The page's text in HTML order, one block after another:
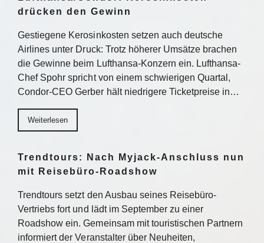
drücken den Gewinn
Gestiegene Kerosinkosten setzen auch deutsche
Airlines unter Druck: Trotz höherer Umsätze brachen
die Gewinne beim Lufthansa-Konzern ein. Lufthansa-
Chef Spohr spricht von einem schwierigen Quartal,
Condor-CEO Gerber hält niedrigere Ticketpreise in…
Weiterlesen
Trendtours: Nach Myjack-Anschluss nun
mit Reisebüro-Roadshow
Trendtours setzt den Ausbau seines Reisebüro-
Vertriebs fort und lädt im September zu einer
Roadshow ein. Gemeinsam mit touristischen Partnern
informiert der Veranstalter über Neuheiten,